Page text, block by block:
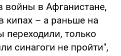
войны в Афганистане,
кипах – а раньше на
переходили, только
синагоги не пройти",